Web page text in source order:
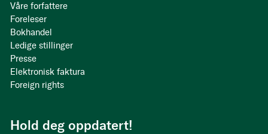
Våre forfattere
Foreleser
Bokhandel
Ledige stillinger
Presse
Elektronisk faktura
Foreign rights
Hold deg oppdatert!